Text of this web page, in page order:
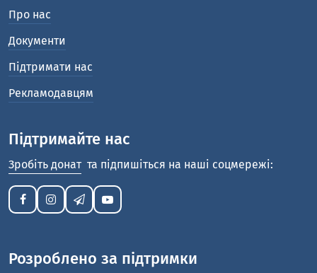
Про нас
Документи
Підтримати нас
Рекламодавцям
Підтримайте нас
Зробіть донат та підпишіться на наші соцмережі:
Розроблено за підтримки